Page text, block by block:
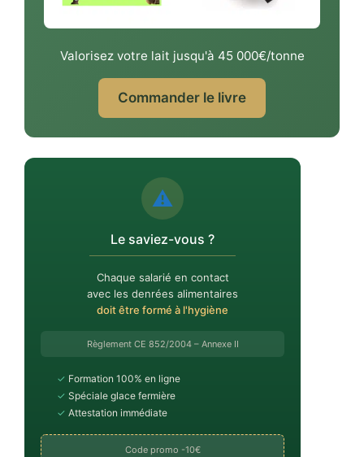
Valorisez votre lait jusqu'à 45 000€/tonne
Commander le livre
⚠️
Le saviez-vous ?
Chaque salarié en contact
avec les denrées alimentaires
doit être formé à l'hygiène
Règlement CE 852/2004 – Annexe II
✓ Formation 100% en ligne
✓ Spéciale glace fermière
✓ Attestation immédiate
Code promo -10€